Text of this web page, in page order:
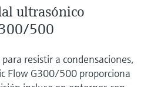
ultrasónico
500
resistir a condensaciones,
Flow G300/500 proporciona